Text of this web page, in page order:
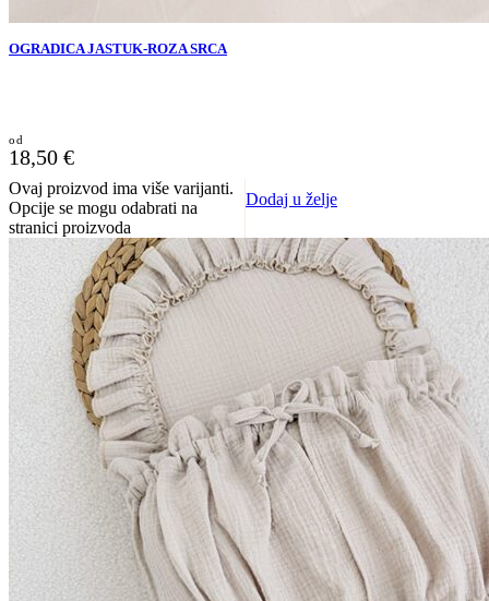
OGRADICA JASTUK-ROZA SRCA
18,50 €
Ovaj proizvod ima više varijanti.
Opcije se mogu odabrati na
stranici proizvoda
Dodaj u želje